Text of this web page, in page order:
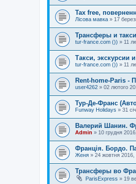
Tax free,
Лісова мавка » 17
Трансферы и
tur-france.com ()) » 11
Такси, экскурсии
tur-france.com ()) » 11
Rent-home-Paris -
user4262 » 02 лютого
Тур-Де-Франс
Funway Holidays » 31
Валерий Шанин.
Admin » 10 грудня
Франція. Бордо.
Женя » 24 жовтня 2016,
Трансферы во
ParisExpress » 19